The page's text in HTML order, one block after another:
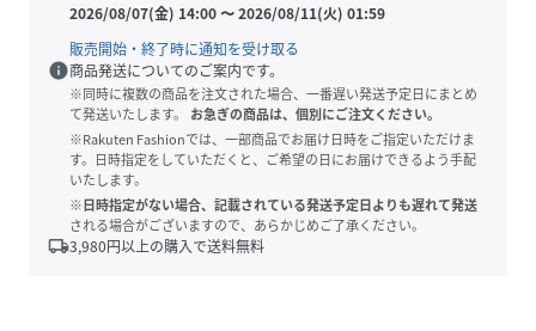
2026/08/07(金) 14:00〜2026/08/11(火) 01:59
販売開始・終了時に通知を受け取る
info商品発送についてのご案内です。
※同時に複数の商品を注文された場合、一番遅い発送予定日にまとめ
て発送いたします。
お急ぎの商品は、個別にご注文ください。
※Rakuten Fashionでは、一部商品でお届け日時をご指定いただけま
す。日時指定をしていただくと、ご希望の日にお届けできるよう手配
いたします。
※日時指定がない場合、記載されている発送予定日よりも遅れて発送
される場合がございますので、あらかじめご了承ください。
local_shipping3,980円以上の購入で送料無料